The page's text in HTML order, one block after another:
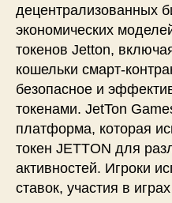
децентрализованных
экономических
токенов Jetton,
кошельки смарт-
безопасное и
токенами. JetTon
платформа, которая
токен JETTON для
активностей. Игроки
ставок, участия в